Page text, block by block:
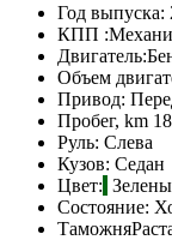
Год выпуска:
КПП :
Двигатель:
Объем
Привод:
Пробег, km
Руль: Слева
Кузов: Седан
Цвет:
Состояние:
Таможня